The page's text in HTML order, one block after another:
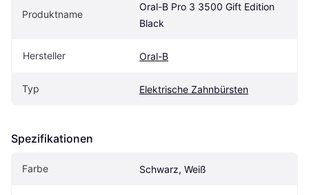
Produktname
Oral-B Pro 3 3500 Gift Edition
Black
Hersteller Oral-B
Typ Elektrische Zahnbürsten
Spezifikationen
Farbe Schwarz, Weiß